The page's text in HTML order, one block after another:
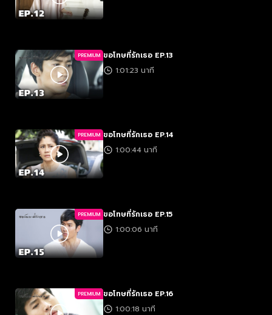
PREMIUM ขอโทษที่รักเธอ EP.13
1:01:23 นาที
PREMIUM ขอโทษที่รักเธอ EP.14
1:00:44 นาที
PREMIUM ขอโทษที่รักเธอ EP.15
1:00:06 นาที
PREMIUM ขอโทษที่รักเธอ EP.16
1:00:18 นาที